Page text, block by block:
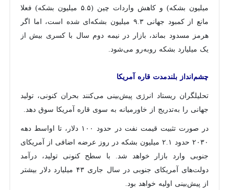
میلیون بشکه) و کاهش واردات چین (۵.۵ میلیون بشکه) فعلا
مانع از کمبود جهانی ۹.۳ میلیون بشکه‌ای شده است، اما اگر
هرمز مسدود بماند، بازار در نیمه دوم سال با کسری بیش از
یک میلیارد بشکه روبه‌رو می‌شود.
چشم‌انداز بلندمدت قاره آمریکا
تحلیلگران ریستاد انرژی پیش‌بینی می‌کنند بحران کنونی، تولید
جهانی را به‌تدریج از خاورمیانه به سوی قاره آمریکا سوق دهد.
در صورت تثبیت قیمت نفت در حدود ۱۰۰ دلار، تا اواسط دهه
۲۰۳۰ حدود ۲.۱ میلیون بشکه در روز عرضه اضافی از آمریکای
جنوبی وارد بازار خواهد شد. با سطح کنونی تولید، درآمد
دولت‌های آمریکای جنوبی در سال جاری ۴۳ میلیارد دلار بیشتر
از پیش‌بینی اولیه خواهد بود.